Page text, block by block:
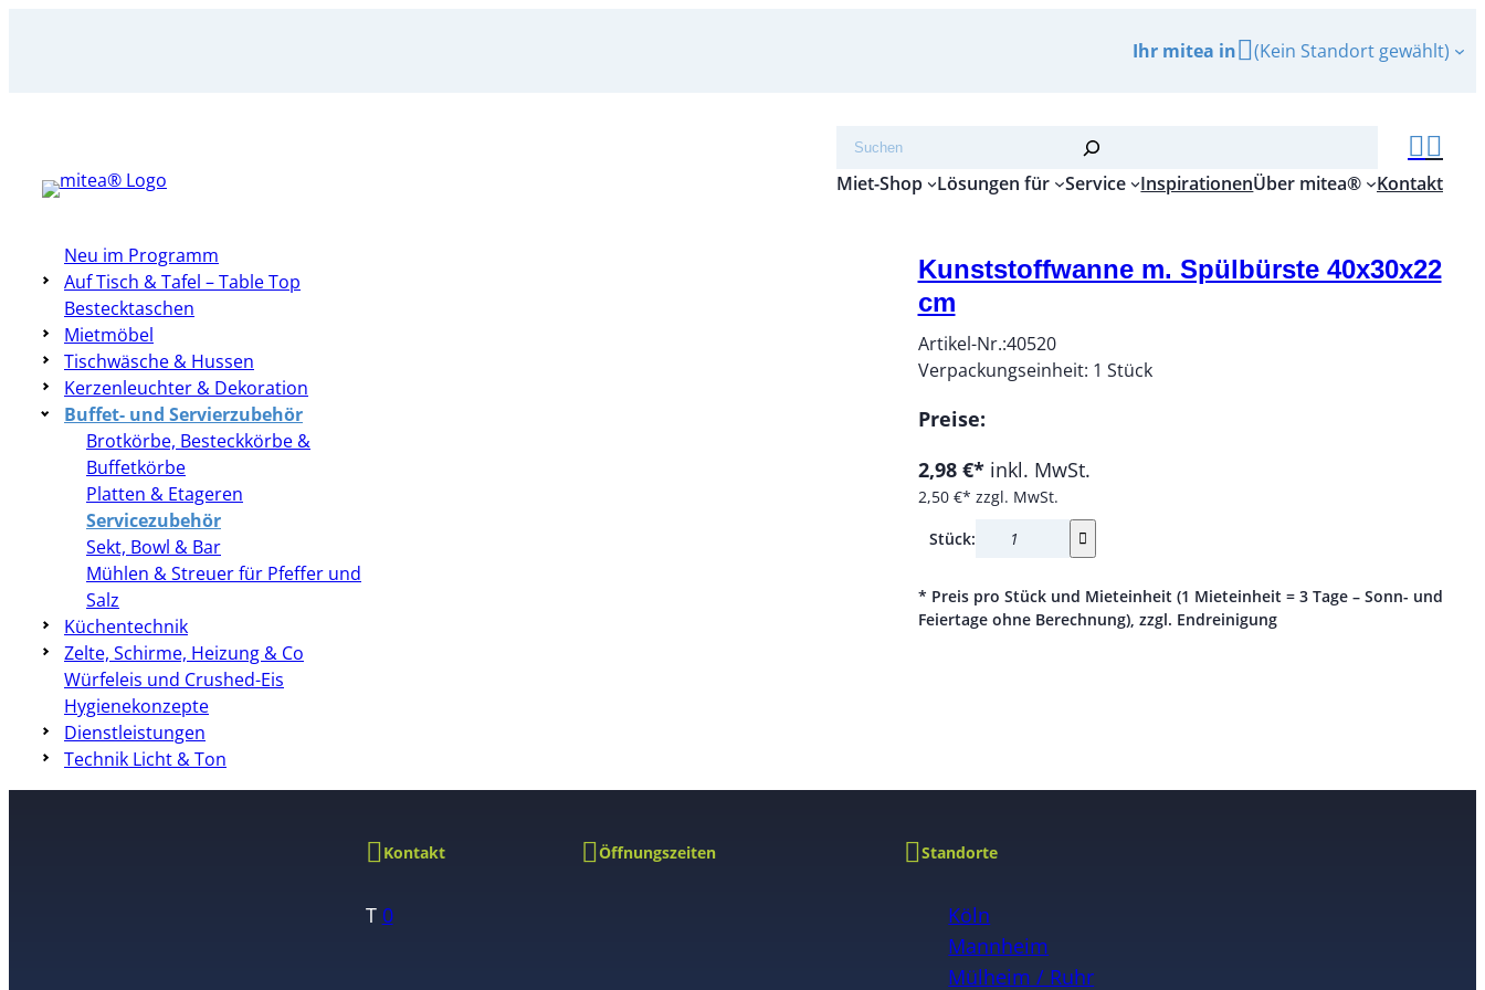
Ihr mitea in (Kein Standort gewählt)
Suchen
Miet-Shop
Lösungen für Service InspirationenÜber mitea® Kontakt
Neu im Programm
Auf Tisch & Tafel – Table Top
Bestecktaschen
Mietmöbel
Tischwäsche & Hussen
Kerzenleuchter & Dekoration
Buffet- und Servierzubehör
Brotkörbe, Besteckkörbe &
Buffetkörbe
Platten & Etageren
Servicezubehör
Sekt, Bowl & Bar
Mühlen & Streuer für Pfeffer und
Salz
Küchentechnik
Zelte, Schirme, Heizung & Co
Würfeleis und Crushed-Eis
Hygienekonzepte
Dienstleistungen
Technik Licht & Ton
Kunststoffwanne m. Spülbürste 40x30x22
cm
Artikel-Nr.:40520
Verpackungseinheit: 1 Stück
Preise:
2,98 €* inkl. MwSt.
2,50 €* zzgl. MwSt.
Stück:
* Preis pro Stück und Mieteinheit (1 Mieteinheit = 3 Tage – Sonn- und
Feiertage ohne Berechnung), zzgl. Endreinigung
Kontakt
T 0
Öffnungszeiten Standorte
Köln
Mannheim
Mülheim / Ruhr